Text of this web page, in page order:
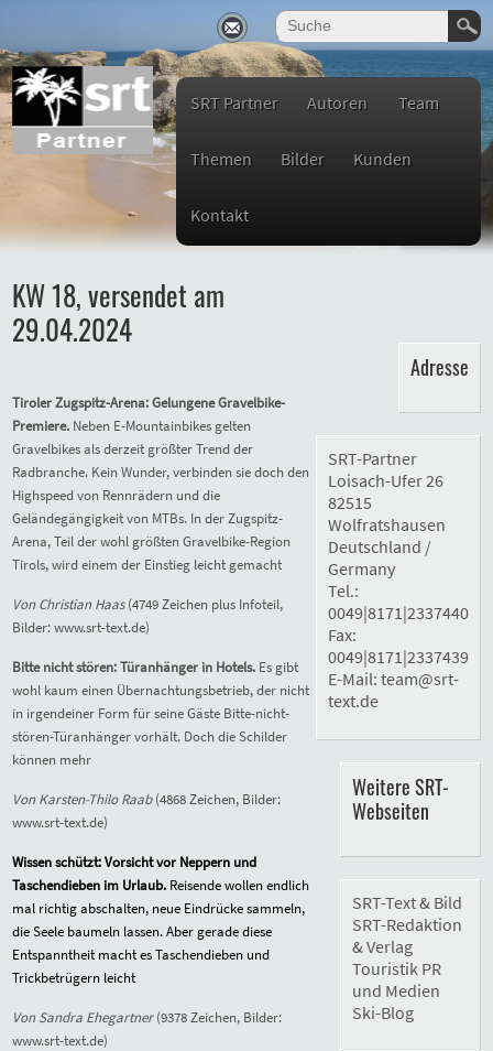
SRT Partner Autoren Team
Themen Bilder Kunden
Kontakt
KW 18, versendet am
29.04.2024
Tiroler Zugspitz-Arena: Gelungene Gravelbike-
Premiere. Neben E-Mountainbikes gelten
Gravelbikes als derzeit größter Trend der
Radbranche. Kein Wunder, verbinden sie doch den
Highspeed von Rennrädern und die
Geländegängigkeit von MTBs. In der Zugspitz-
Arena, Teil der wohl größten Gravelbike-Region
Tirols, wird einem der Einstieg leicht gemacht
Von Christian Haas(4749 Zeichen plus Infoteil,
Bilder: www.srt-text.de)
Bitte nicht stören: Türanhänger in Hotels. Es gibt
wohl kaum einen Übernachtungsbetrieb, der nicht
in irgendeiner Form für seine Gäste Bitte-nicht-
stören-Türanhänger vorhält. Doch die Schilder
können mehr
Von Karsten-Thilo Raab(4868 Zeichen, Bilder:
www.srt-text.de)
Wissen schützt: Vorsicht vor Neppern und
Taschendieben im Urlaub. Reisende wollen endlich
mal richtig abschalten, neue Eindrücke sammeln,
die Seele baumeln lassen. Aber gerade diese
Entspanntheit macht es Taschendieben und
Trickbetrügern leicht
Von Sandra Ehegartner(9378 Zeichen, Bilder:
www.srt-text.de)
Adresse
SRT-Partner
Loisach-Ufer 26
82515
Wolfratshausen
Deutschland /
Germany
Tel.:
0049|8171|2337440
Fax:
0049|8171|2337439
E-Mail: team@srt-
text.de
Weitere SRT-
Webseiten
SRT-Text & Bild
SRT-Redaktion
& Verlag
Touristik PR
und Medien
Ski-Blog